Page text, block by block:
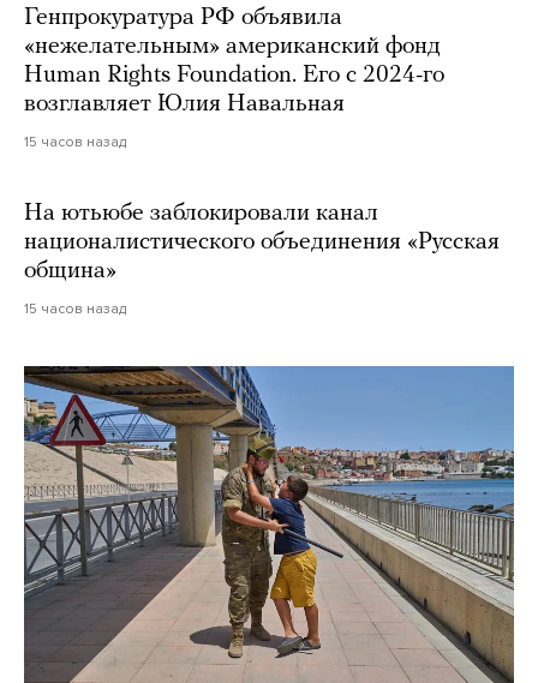
Генпрокуратура РФ объявила
«нежелательным» американский фонд
Human Rights Foundation. Его с 2024-го
возглавляет Юлия Навальная
15 часов назад
На ютьюбе заблокировали канал
националистического объединения «Русская
община»
15 часов назад